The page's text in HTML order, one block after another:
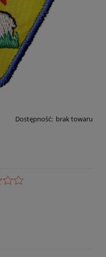
Dostępność: brak towaru